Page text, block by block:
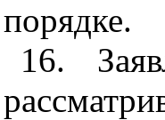
порядке.
16.